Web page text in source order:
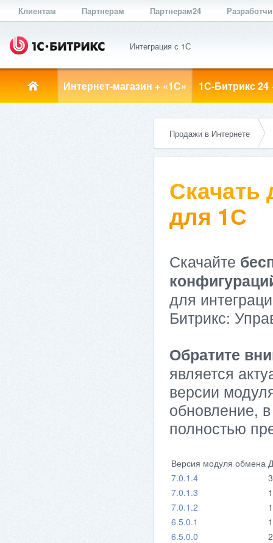
Клиентам Партнерам Партнерам24
Интеграция с 1С
Интернет-магазин + «1С» 1С-Битрикс 24
Продажи в Интернете
для 1С
Скачайте
для
Битрикс:
Обратите
является
версии
обновление,
полностью
Версия модуля обмена
7.0.1.4
7.0.1.3
7.0.1.2
6.5.0.1
6.5.0.0